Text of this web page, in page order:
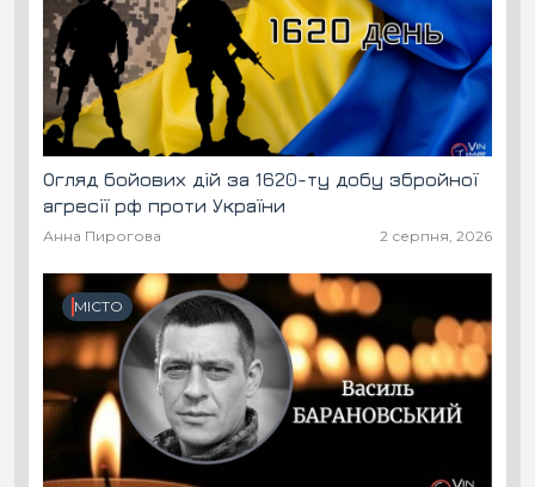
Огляд бойових дій за 1620-ту добу збройної
агресії рф проти України
Анна Пирогова 2 серпня, 2026
МІСТО